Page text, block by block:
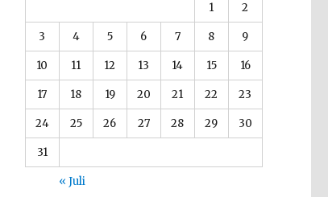
1 2
3 4 5 6 7 8 9
10 11 12 13 14 15 16
17 18 19 20 21 22 23
24 25 26 27 28 29 30
31
« Juli